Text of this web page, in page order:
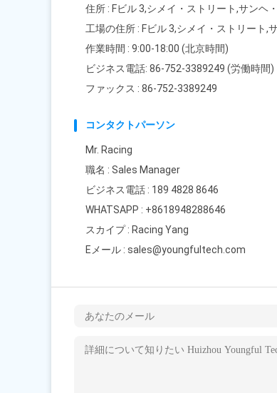
住所 : Fビル 3,シメイ・ストリート,サンヘ
工場の住所 : Fビル 3,シメイ・ストリート,
作業時間 : 9:00-18:00 (北京時間)
ビジネス電話: 86-752-3389249 (労働時間)
ファックス : 86-752-3389249
コンタクトパーソン
Mr. Racing
職名 : Sales Manager
ビジネス電話 : 189 4828 8646
WHATSAPP : +8618948288646
スカイプ : Racing Yang
Eメール : sales@youngfultech.com